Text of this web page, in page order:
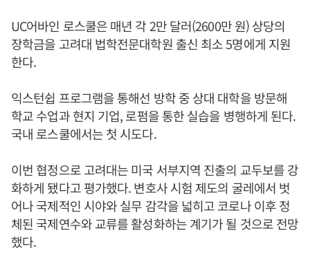
UC어바인 로스쿨은 매년 각 2만 달러(2600만 원) 상당의
장학금을 고려대 법학전문대학원 출신 최소 5명에게 지원
한다.
익스턴쉽 프로그램을 통해선 방학 중 상대 대학을 방문해
학교 수업과 현지 기업, 로펌을 통한 실습을 병행하게 된다.
국내 로스쿨에서는 첫 시도다.
이번 협정으로 고려대는 미국 서부지역 진출의 교두보를 강
화하게 됐다고 평가했다. 변호사 시험 제도의 굴레에서 벗
어나 국제적인 시야와 실무 감각을 넓히고 코로나 이후 정
체된 국제연수와 교류를 활성화하는 계기가 될 것으로 전망
했다.